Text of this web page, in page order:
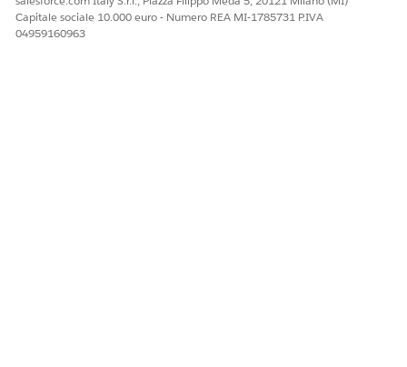
Capitale sociale 10.000 euro - Numero REA MI-1785731 P.IVA
04959160963